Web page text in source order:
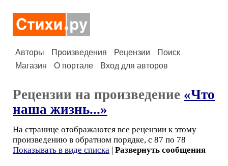
Авторы Произведения Рецензии
Поиск
Магазин
О портале Вход для авторов
Рецензии на произведение «Что
наша жизнь...»
На странице отображаются все рецензии к этому
произведению в обратном порядке, с 87 по 78
Показывать в виде списка | Развернуть сообщения